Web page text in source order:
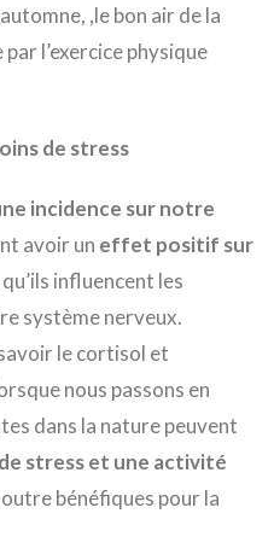
,le bon air de la
l’exercice physique
de stress
incidence surnotre
avoir un effet positif sur
influencent les
système nerveux.
le cortisol et
nous passons en
dans la nature peuvent
stress et une activité
bénéfiques pour la